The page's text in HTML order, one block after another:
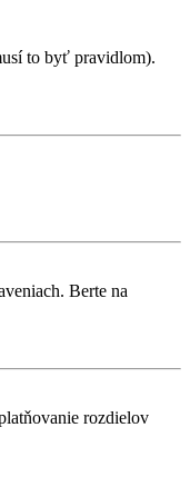
to byť pravidlom).
Berte na
rozdielov